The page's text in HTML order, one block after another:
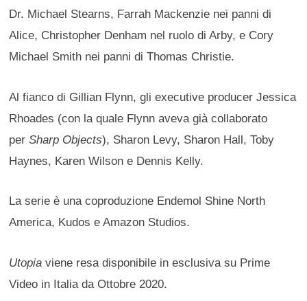
Dr. Michael Stearns, Farrah Mackenzie nei panni di
Alice, Christopher Denham nel ruolo di Arby, e Cory
Michael Smith nei panni di Thomas Christie.
Al fianco di Gillian Flynn, gli executive producer Jessica
Rhoades (con la quale Flynn aveva già collaborato
perSharp Objects), Sharon Levy, Sharon Hall, Toby
Haynes, Karen Wilson e Dennis Kelly.
La serie è una coproduzione Endemol Shine North
America, Kudos e Amazon Studios.
Utopia viene resa disponibile in esclusiva su Prime
Video in Italia da Ottobre 2020.